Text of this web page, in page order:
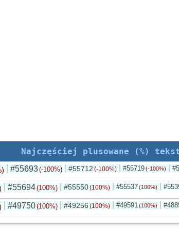
Najczęściej plusowane (%)
#55693(-100%) #55712 (-100%) #55719 (-100%)
#55694(100%) #55550(100%) #55537 (100%)
#49750(100%) #49256 (100%) #49591 (100%)